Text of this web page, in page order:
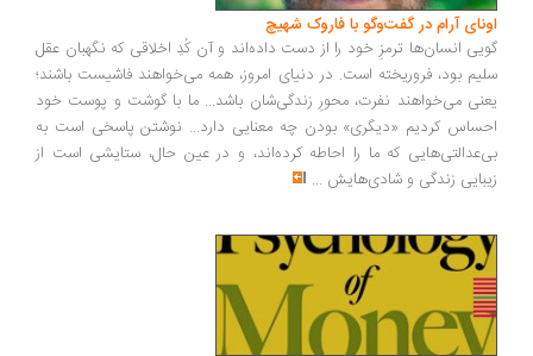
آرام در گفت‌وگو با فاروک شهیچ‭
انسان‌ها ترمزِ خود را از دست داده‌اند و آن کُدِ اخلاقی که نگهبان عقل
بود، فروریخته است. در دنیای امروز، همه می‌خواهند فاشیست باشند؛
می‌خواهند نفرت، محورِ زندگی‌شان باشد... ما با گوشت و پوست خود
کردیم «دیگری» بودن چه معنایی دارد... نوشتن پاسخی است به
که ما را احاطه کرده‌اند، و در عین حال، ستایشی است از
زندگی و شادی‌هایش...